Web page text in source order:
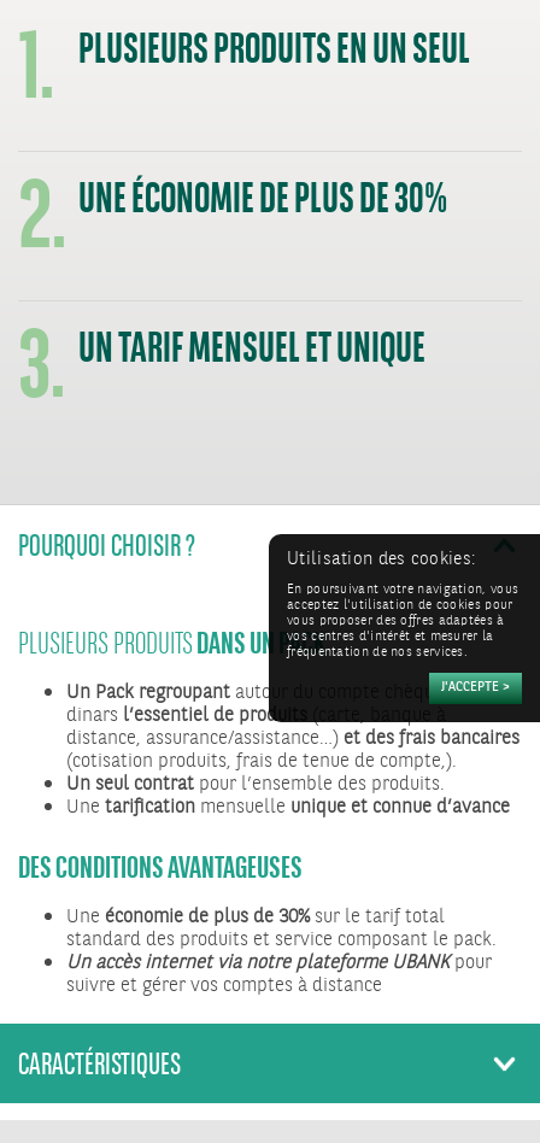
PLUSIEURS PRODUITS EN UN SEUL
2.UNE ÉCONOMIE DE PLUS DE 30%
3.UN TARIF MENSUEL ET UNIQUE
POURQUOI CHOISIR ?
PLUSIEURS PRODUITSDANS UN PACK
Un Pack regroupant autour du compte chèques en
dinars l’essentiel de produits(carte, banque à
distance, assurance/assistance…) et des frais bancaires
(cotisation produits, frais de tenue de compte,).
Un seul contrat pour l’ensemble des produits.
Une tarification mensuelle unique et connue d’avance
DES CONDITIONS AVANTAGEUSES
Une économie de plus de 30%sur le tarif total
standard des produits et service composant le pack.
Un accès internet via notre plateforme UBANKpour
suivre et gérer vos comptes à distance
CARACTÉRISTIQUES
Utilisation des cookies:
En poursuivant votre navigation, vous
acceptez l'utilisation de cookies pour
vous proposer des offres adaptées à
vos centres d'intérêt et mesurer la
fréquentation de nos services.